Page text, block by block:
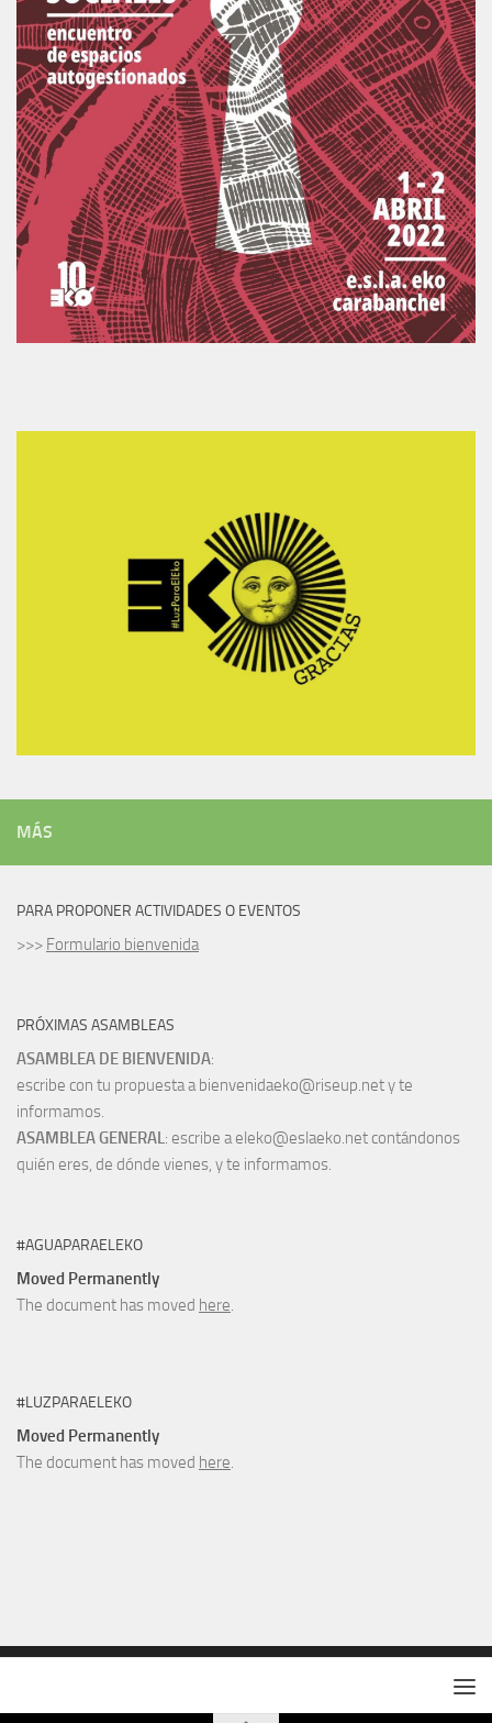
MÁS
PARA PROPONER ACTIVIDADES O EVENTOS
>>> Formulario bienvenida
PRÓXIMAS ASAMBLEAS
ASAMBLEA DE BIENVENIDA:
escribe con tu propuesta a bienvenidaeko@riseup.net y te
informamos.
ASAMBLEA GENERAL: escribe a eleko@eslaeko.net contándonos
quién eres, de dónde vienes, y te informamos.
#AGUAPARAELEKO
Moved Permanently
The document has moved here.
#LUZPARAELEKO
Moved Permanently
The document has moved here.